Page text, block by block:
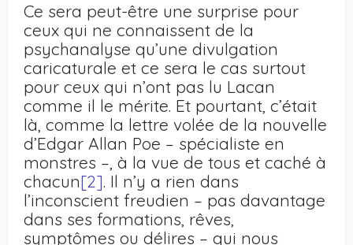
Ce sera peut-être une surprise pour
ceux qui ne connaissent de la
psychanalyse qu’une divulgation
caricaturale et ce sera le cas surtout
pour ceux qui n’ont pas lu Lacan
comme il le mérite. Et pourtant, c’était
là, comme la lettre volée de la nouvelle
d’Edgar Allan Poe – spécialiste en
monstres –, à la vue de tous et caché à
chacun[2]. Il n’y a rien dans
l’inconscient freudien – pas davantage
dans ses formations, rêves,
symptômes ou délires – qui nous